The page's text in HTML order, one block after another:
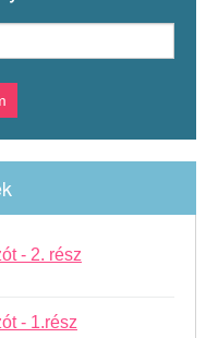
- 2. rész
- 1.rész